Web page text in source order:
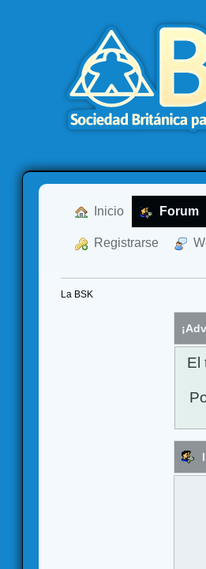
Inicio Forum
Registrarse
La BSK
El